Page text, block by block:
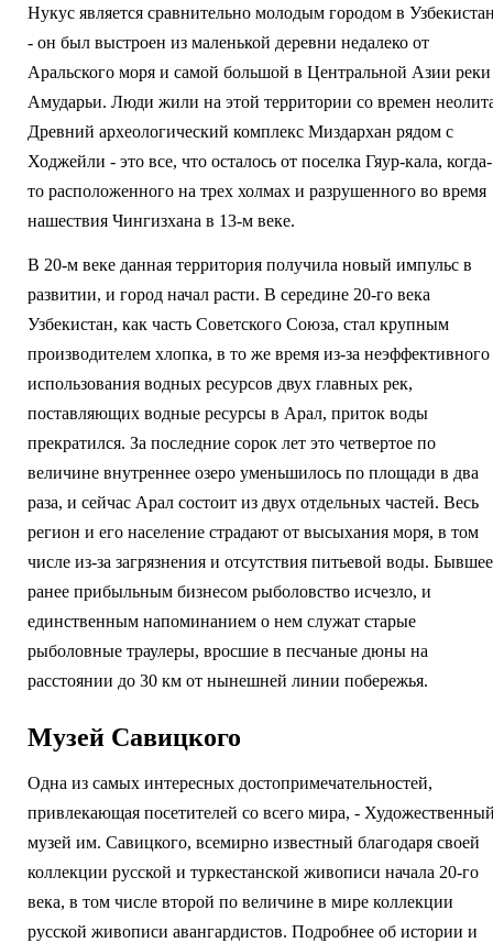
Нукус является сравнительно молодым городом в
- он был выстроен из маленькой деревни недалеко от
Аральского моря и самой большой в Центральной Азии реки
Амударьи. Люди жили на этой территории со времен
Древний археологический комплекс Миздархан рядом с
Ходжейли - это все, что осталось от поселка Гяур-кала, когда-
то расположенного на трех холмах и разрушенного во время
нашествия Чингизхана в 13-м веке.
В 20-м веке данная территория получила новый импульс в
развитии, и город начал расти. В середине 20-го века
Узбекистан, как часть Советского Союза, стал крупным
производителем хлопка, в то же время из-за неэффективного
использования водных ресурсов двух главных рек,
поставляющих водные ресурсы в Арал, приток воды
прекратился. За последние сорок лет это четвертое по
величине внутреннее озеро уменьшилось по площади в два
раза, и сейчас Арал состоит из двух отдельных частей. Весь
регион и его население страдают от высыхания моря, в том
числе из-за загрязнения и отсутствия питьевой воды. Бывшее
ранее прибыльным бизнесом рыболовство исчезло, и
единственным напоминанием о нем служат старые
рыболовные траулеры, вросшие в песчаные дюны на
расстоянии до 30 км от нынешней линии побережья.
Музей Савицкого
Одна из самых интересных достопримечательностей,
привлекающая посетителей со всего мира, -
музей им. Савицкого, всемирно известный благодаря своей
коллекции русской и туркестанской живописи начала 20-го
века, в том числе второй по величине в мире коллекции
русской живописи авангардистов. Подробнее об истории и